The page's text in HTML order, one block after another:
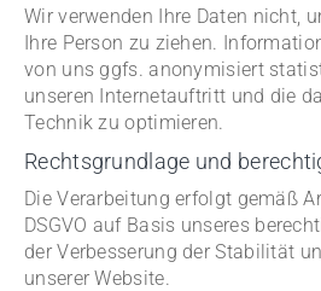
Wir verwenden Ihre Daten nicht,
Ihre Person zu ziehen.
von uns ggfs. anonymisiert
unseren Internetauftritt und die
Technik zu optimieren.
Rechtsgrundlage und
Die Verarbeitung erfolgt gemäß
DSGVO auf Basis unseres
der Verbesserung der Stabilität
unserer Website.